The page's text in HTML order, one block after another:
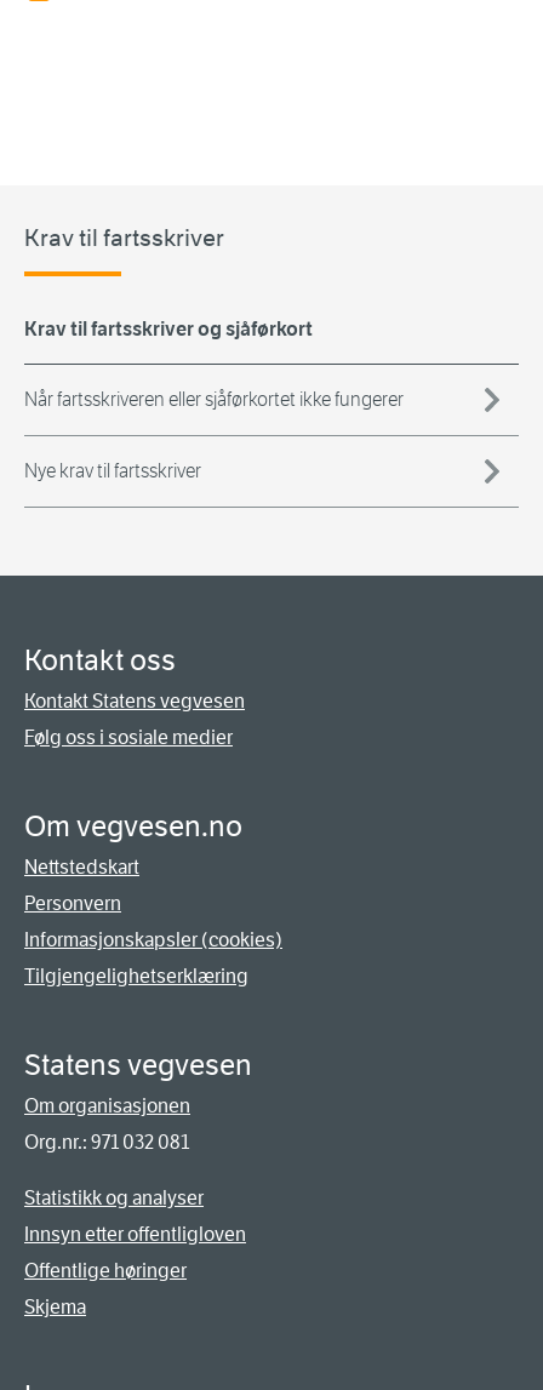
Krav til fartsskriver
Krav til fartsskriver og sjåførkort
Når fartsskriveren eller sjåførkortet ikke fungerer
Nye krav til fartsskriver
Kontakt oss
Kontakt Statens vegvesen
Følg oss i sosiale medier
Om vegvesen.no
Nettstedskart
Personvern
Informasjonskapsler (cookies)
Tilgjengelighetserklæring
Statens vegvesen
Om organisasjonen
Org.nr.: 971 032 081
Statistikk og analyser
Innsyn etter offentligloven
Offentlige høringer
Skjema